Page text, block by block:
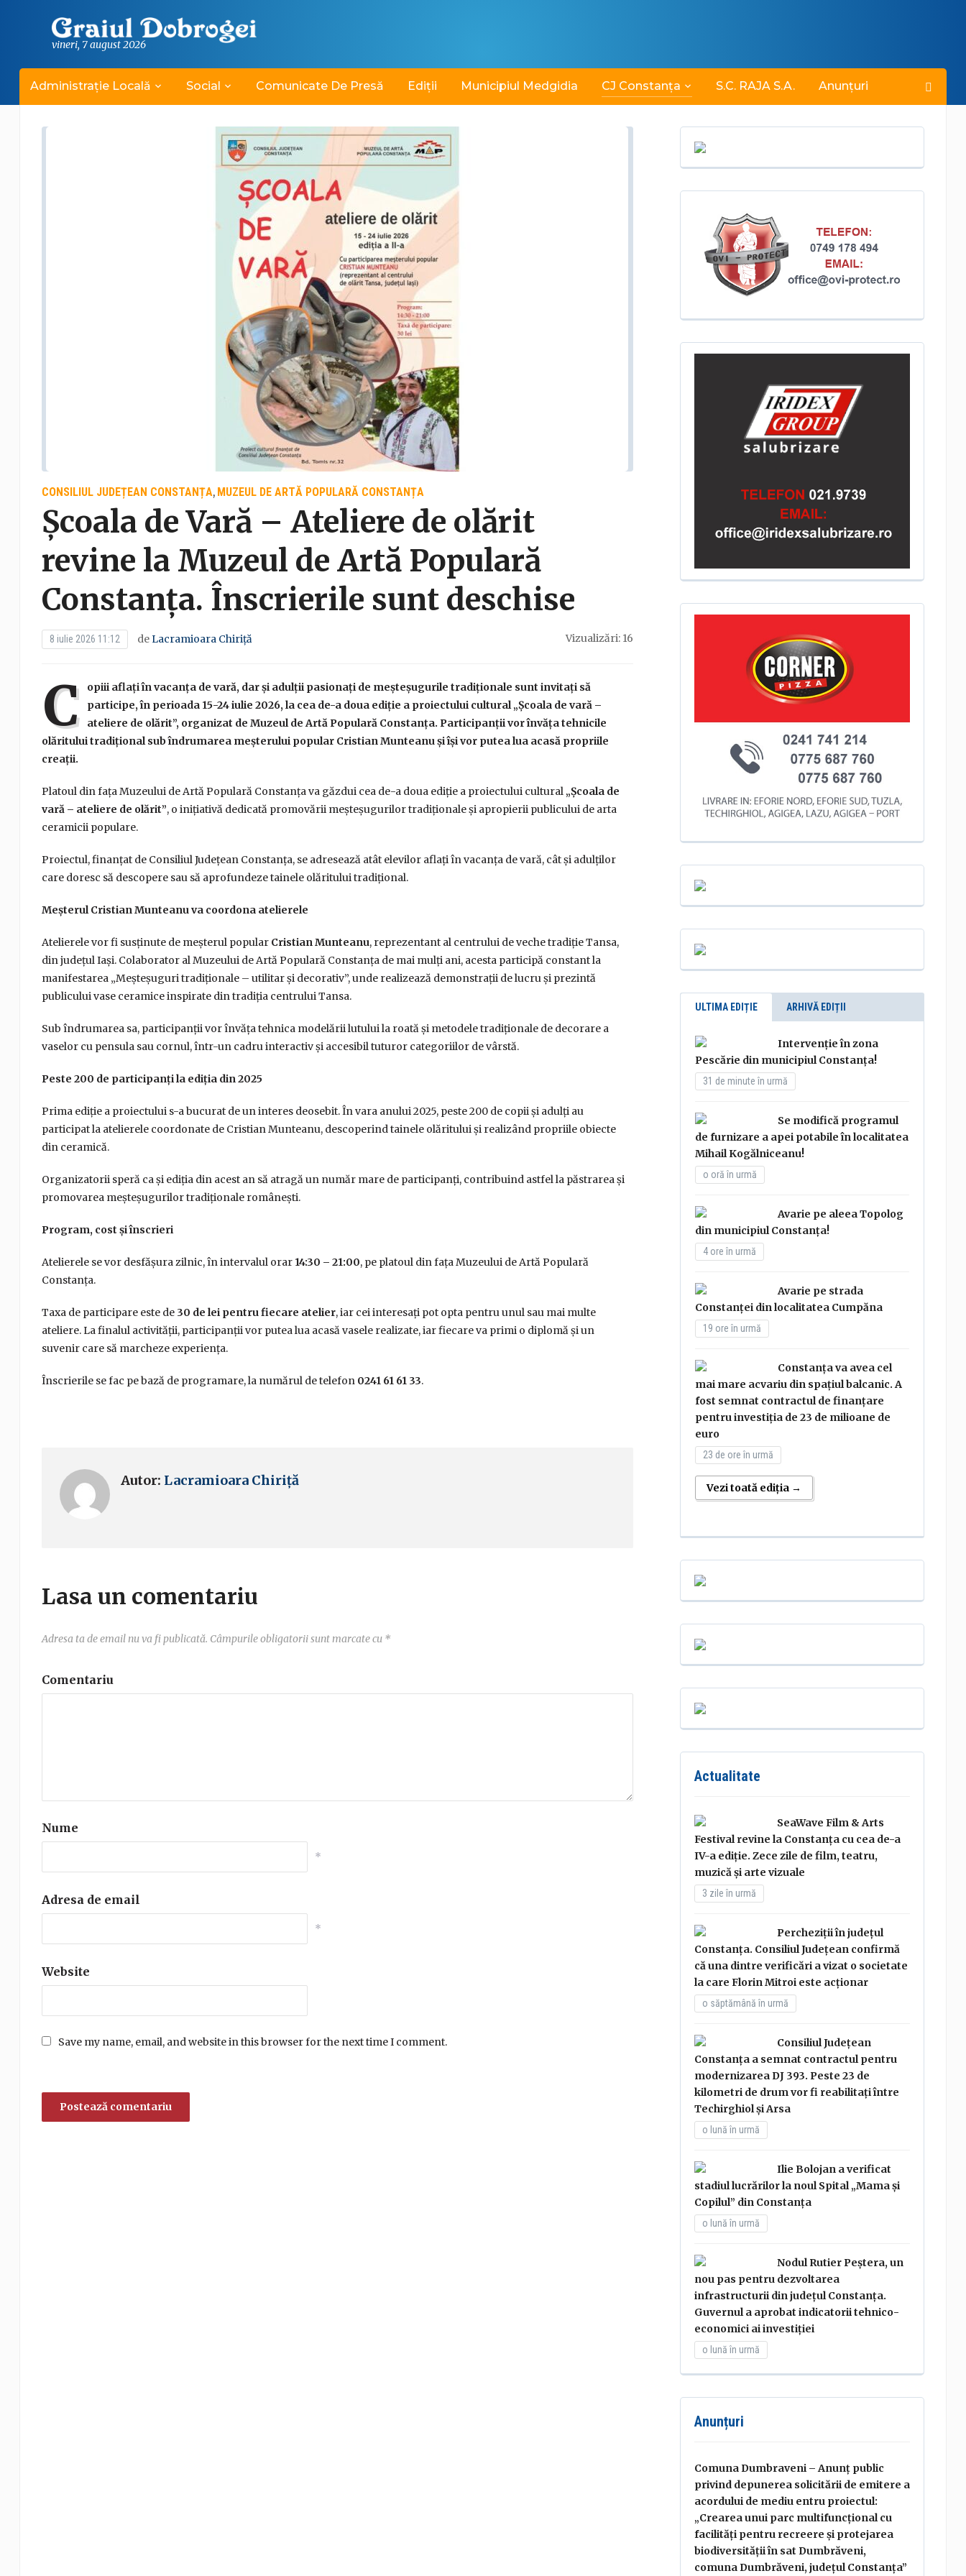
vineri, 7 august 2026
Administrație Locală Social Comunicate De Presă Ediții Municipiul Medgidia CJ Constanța S.C. RAJA S.A. Anunțuri
CONSILIUL JUDEȚEAN CONSTANȚA, MUZEUL DE ARTĂ POPULARĂ CONSTANȚA
Școala de Vară – Ateliere de olărit
revine la Muzeul de Artă Populară
Constanța. Înscrierile sunt deschise
8 iulie 2026 11:12 deLacramioara Chiriță Vizualizări: 16
C
opiii aflați în vacanța de vară, dar și adulții pasionați de meșteșugurile tradiționale sunt invitați să
participe, în perioada 15-24 iulie 2026, la cea de-a doua ediție a proiectului cultural „Școala de vară –
ateliere de olărit”, organizat de Muzeul de Artă Populară Constanța. Participanții vor învăța tehnicile
olăritului tradițional sub îndrumarea meșterului popular Cristian Munteanu și își vor putea lua acasă propriile
creații.
Platoul din fața Muzeului de Artă Populară Constanța va găzdui cea de-a doua ediție a proiectului cultural „Școala de
vară – ateliere de olărit”, o inițiativă dedicată promovării meșteșugurilor tradiționale și apropierii publicului de arta
ceramicii populare.
Proiectul, finanțat de Consiliul Județean Constanța, se adresează atât elevilor aflați în vacanța de vară, cât și adulților
care doresc să descopere sau să aprofundeze tainele olăritului tradițional.
Meșterul Cristian Munteanu va coordona atelierele
Atelierele vor fi susținute de meșterul popular Cristian Munteanu, reprezentant al centrului de veche tradiție Tansa,
din județul Iași. Colaborator al Muzeului de Artă Populară Constanța de mai mulți ani, acesta participă constant la
manifestarea „Meșteșuguri tradiționale – utilitar și decorativ”, unde realizează demonstrații de lucru și prezintă
publicului vase ceramice inspirate din tradiția centrului Tansa.
Sub îndrumarea sa, participanții vor învăța tehnica modelării lutului la roată și metodele tradiționale de decorare a
vaselor cu pensula sau cornul, într-un cadru interactiv și accesibil tuturor categoriilor de vârstă.
Peste 200 de participanți la ediția din 2025
Prima ediție a proiectului s-a bucurat de un interes deosebit. În vara anului 2025, peste 200 de copii și adulți au
participat la atelierele coordonate de Cristian Munteanu, descoperind tainele olăritului și realizând propriile obiecte
din ceramică.
Organizatorii speră ca și ediția din acest an să atragă un număr mare de participanți, contribuind astfel la păstrarea și
promovarea meșteșugurilor tradiționale românești.
Program, cost și înscrieri
Atelierele se vor desfășura zilnic, în intervalul orar 14:30 – 21:00, pe platoul din fața Muzeului de Artă Populară
Constanța.
Taxa de participare este de 30 de lei pentru fiecare atelier, iar cei interesați pot opta pentru unul sau mai multe
ateliere. La finalul activității, participanții vor putea lua acasă vasele realizate, iar fiecare va primi o diplomă și un
suvenir care să marcheze experiența.
Înscrierile se fac pe bază de programare, la numărul de telefon 0241 61 61 33.
Autor: Lacramioara Chiriță
Lasa un comentariu
Adresa ta de email nu va fi publicată. Câmpurile obligatorii sunt marcate cu *
Comentariu
Nume
*
Adresa de email
*
Website
Save my name, email, and website in this browser for the next time I comment.
ULTIMA EDIȚIE ARHIVĂ EDIȚII
Intervenție în zona
Pescărie din municipiul Constanța!
31 de minute în urmă
Se modifică programul
de furnizare a apei potabile în localitatea
Mihail Kogălniceanu!
o oră în urmă
Avarie pe aleea Topolog
din municipiul Constanța!
4 ore în urmă
Avarie pe strada
Constanței din localitatea Cumpăna
19 ore în urmă
Constanța va avea cel
mai mare acvariu din spațiul balcanic. A
fost semnat contractul de finanțare
pentru investiția de 23 de milioane de
euro
23 de ore în urmă
Vezi toată ediția →
Actualitate
SeaWave Film & Arts
Festival revine la Constanța cu cea de-a
IV-a ediție. Zece zile de film, teatru,
muzică și arte vizuale
3 zile în urmă
Percheziții în județul
Constanța. Consiliul Județean confirmă
că una dintre verificări a vizat o societate
la care Florin Mitroi este acționar
o săptămână în urmă
Consiliul Județean
Constanța a semnat contractul pentru
modernizarea DJ 393. Peste 23 de
kilometri de drum vor fi reabilitați între
Techirghiol și Arsa
o lună în urmă
Ilie Bolojan a verificat
stadiul lucrărilor la noul Spital „Mama și
Copilul” din Constanța
o lună în urmă
Nodul Rutier Peștera, un
nou pas pentru dezvoltarea
infrastructurii din județul Constanța.
Guvernul a aprobat indicatorii tehnico-
economici ai investiției
o lună în urmă
Anunțuri
Comuna Dumbraveni – Anunț public
privind depunerea solicitării de emitere a
acordului de mediu entru proiectul:
„Crearea unui parc multifuncțional cu
facilități pentru recreere și protejarea
biodiversității în sat Dumbrăveni,
comuna Dumbrăveni, județul Constanța”